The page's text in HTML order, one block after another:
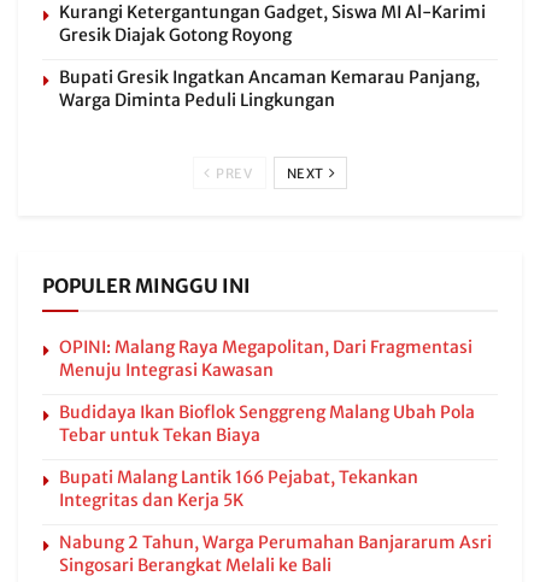
Kurangi Ketergantungan Gadget, Siswa MI Al-Karimi
Gresik Diajak Gotong Royong
Bupati Gresik Ingatkan Ancaman Kemarau Panjang,
Warga Diminta Peduli Lingkungan
PREV NEXT
POPULER MINGGU INI
OPINI: Malang Raya Megapolitan, Dari Fragmentasi
Menuju Integrasi Kawasan
Budidaya Ikan Bioflok Senggreng Malang Ubah Pola
Tebar untuk Tekan Biaya
Bupati Malang Lantik 166 Pejabat, Tekankan
Integritas dan Kerja 5K
Nabung 2 Tahun, Warga Perumahan Banjararum Asri
Singosari Berangkat Melali ke Bali